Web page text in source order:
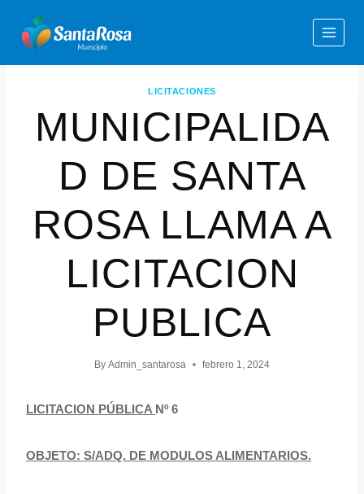
LICITACIONES
MUNICIPALIDA
D DE SANTA
ROSA LLAMA A
LICITACION
PUBLICA
By Admin_santarosa febrero 1, 2024
LICITACION PÚBLICA Nº 6
OBJETO: S/ADQ. DE MODULOS ALIMENTARIOS.